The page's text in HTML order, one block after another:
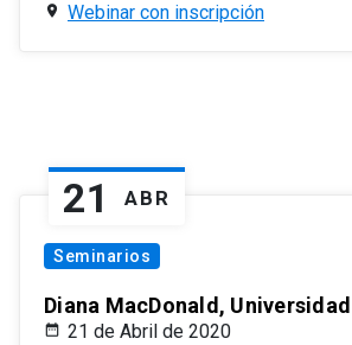
Webinar con inscripción
21 ABR
Seminarios
Diana MacDonald,
21 de Abril de 2020